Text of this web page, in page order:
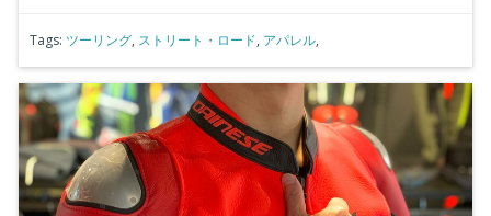
Tags: ツーリング, ストリート・ロード, アパレル,